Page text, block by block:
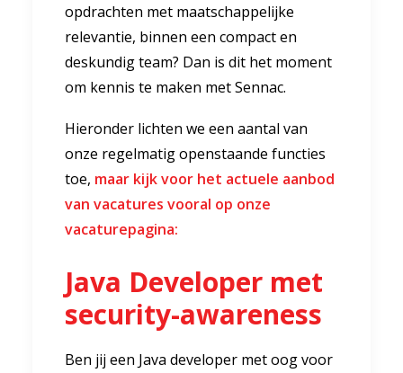
opdrachten met maatschappelijke
relevantie, binnen een compact en
deskundig team? Dan is dit het moment
om kennis te maken met Sennac.
Hieronder lichten we een aantal van
onze regelmatig openstaande functies
toe, maar kijk voor het actuele aanbod
van vacatures vooral op onze
vacaturepagina:
Java Developer met
security-awareness
Ben jij een Java developer met oog voor